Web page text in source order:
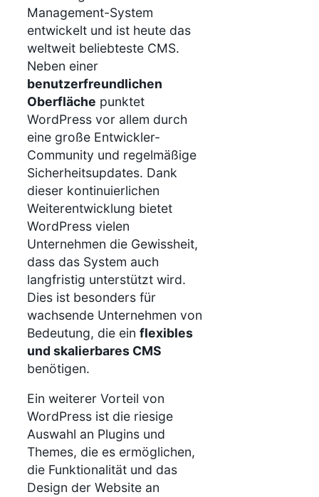
Management-System
entwickelt und ist heute das
weltweit beliebteste CMS.
Neben einer
benutzerfreundlichen
Oberfläche punktet
WordPress vor allem durch
eine große Entwickler-
Community und regelmäßige
Sicherheitsupdates. Dank
dieser kontinuierlichen
Weiterentwicklung bietet
WordPress vielen
Unternehmen die Gewissheit,
dass das System auch
langfristig unterstützt wird.
Dies ist besonders für
wachsende Unternehmen von
Bedeutung, die ein flexibles
und skalierbares CMS
benötigen.
Ein weiterer Vorteil von
WordPress ist die riesige
Auswahl an Plugins und
Themes, die es ermöglichen,
die Funktionalität und das
Design der Website an